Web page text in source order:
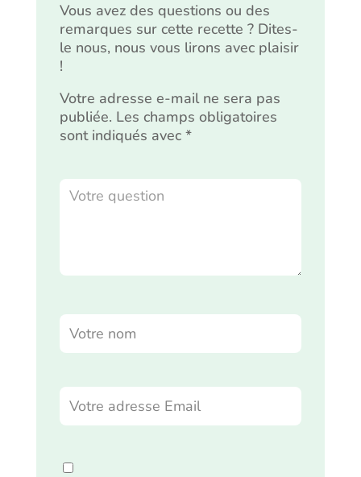
Vous avez des questions ou des
remarques sur cette recette ? Dites-
le nous, nous vous lirons avec plaisir
!
Votre adresse e-mail ne sera pas
publiée. Les champs obligatoires
sont indiqués avec *